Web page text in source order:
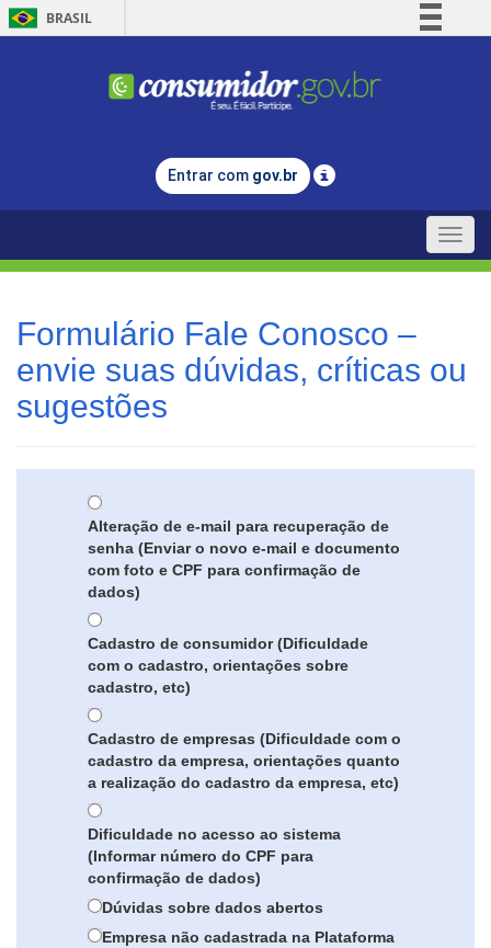
BRASIL
Comunica BR
Legislação
Entrar com gov.br
Toggle
Formulário Fale Conosco –
envie suas dúvidas, críticas ou
sugestões
Alteração de e-mail para recuperação de
senha (Enviar o novo e-mail e documento
com foto e CPF para confirmação de
dados)
Cadastro de consumidor (Dificuldade
com o cadastro, orientações sobre
cadastro, etc)
Cadastro de empresas (Dificuldade com o
cadastro da empresa, orientações quanto
a realização do cadastro da empresa, etc)
Dificuldade no acesso ao sistema
(Informar número do CPF para
confirmação de dados)
Dúvidas sobre dados abertos
Empresa não cadastrada na Plataforma